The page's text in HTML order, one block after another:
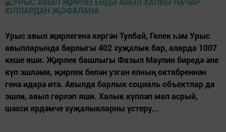
Урыс авыл җирлегенә кергән Тулбай, Гөлек һәм Урыс
авылларында барлыгы 402 хуҗалык бар, аларда 1007
кеше яши. Җирлек башлыгы Фазыл Маулин биредә әле
күп эшләми, җирлек белән узган елның октябреннән
генә идарә итә. Авылда барлык социаль объектлар да
эшли, авыл гөрләп яши. Халык күпләп мал асрый,
шәхси ярдәмче хуҗалыкларны үстерү...